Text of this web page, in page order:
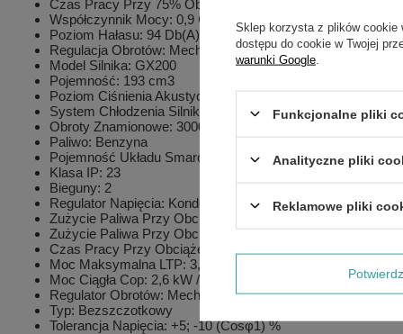
Czas Pracy Przy 75% Obciążenia*: 3,63 H
Współczynnik Mocy: 0,9 Cos Φ
Poziom Hałasu: 94 Db(A)
Regulacja Obrotów: Mechaniczna
Model Silnika: GX200
Pojemność: 193 cm3
Poziom Ciśnienia Akustycznego Db(A) Z Odl. 7 m: 68 Db(A)
System Chłodzenia Silnika: Powietrze
Obroty Znamionowe: 3000 rpm
Paliwo: Benzyna
Pojemność Układu Smarowania: 0,6 L
Klasa IP: 23
Bieguny: 2
Regulator Napięcia: Kondensator
Zużycie Paliwa Przy Obciążeniu 75%: 1,18 /H
Zużycie Paliwa Przy Obciążeniu 100%: 1,57 L/H
Czas Pracy Przy Obciążeniu 100%: 1,97 H
Moc Maksymalna LTP: 3,1 kW / 3,4 kVA
Moc Ciągła Cop: 2,6 kW / 2,9 kVA
Regulator Obrotów: Mechaniczny
Typ: Bezszczotkowy
Tolerancja Napięcia: +5; -10 (Cosφ1) %
Sklep korzysta z plików cookie
dostępu do cookie w Twojej
warunki Google
Funkcjonalne pliki
Analityczne pliki
Reklamowe pliki